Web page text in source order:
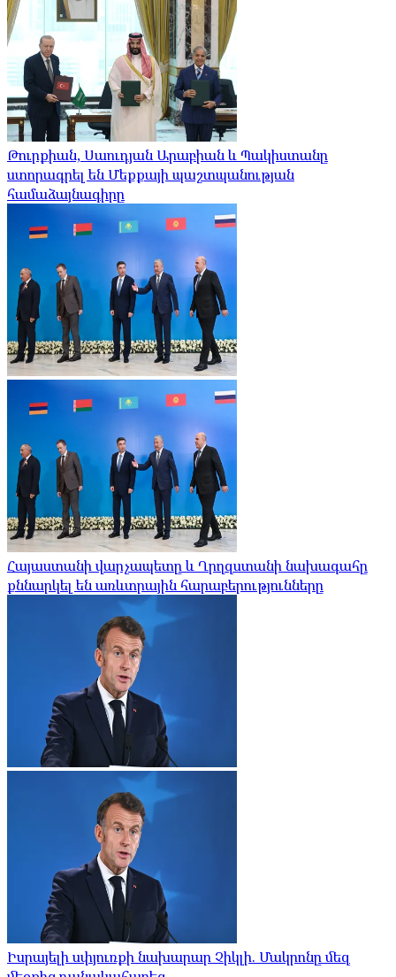
Թուրքիան, Սաուդյան Արաբիան և Պակիստանը
ստորագրել են Մեքքայի պաշտպանության
համաձայնագիրը
Հայաստանի վարչապետը և Ղրղզստանի նախագահը
քննարկել են առևտրային հարաբերությունները
Իսրայելի սփյուռքի նախարար Չիկլի. Մակրոնը մեզ